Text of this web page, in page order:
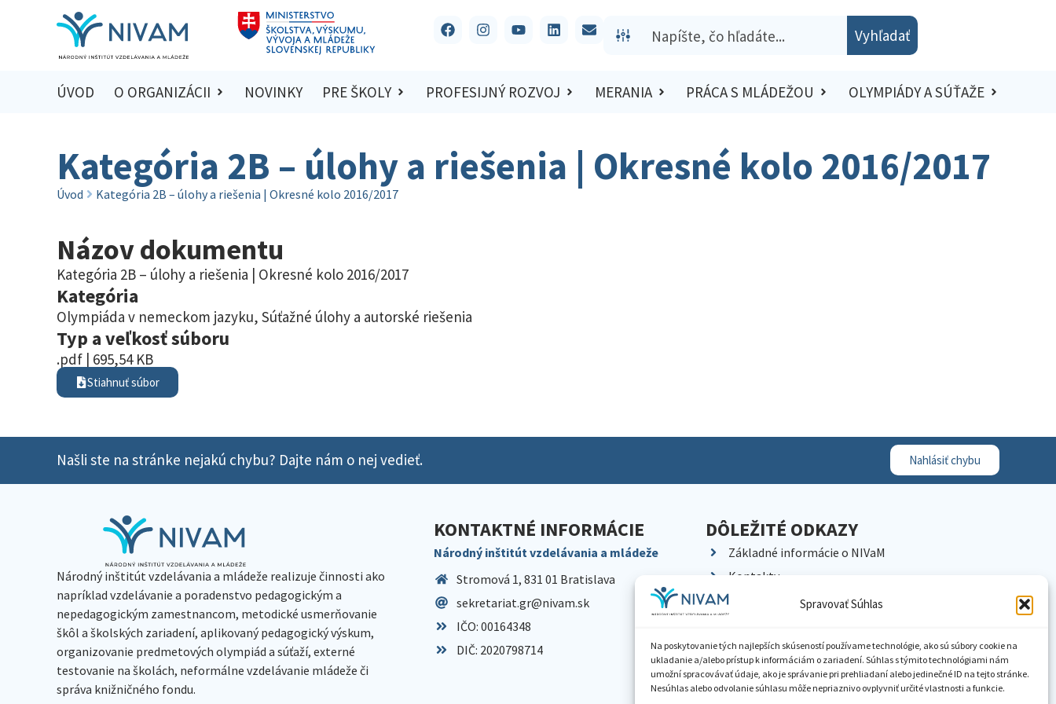
Spravovať Súhlas
Na poskytovanie tých najlepších skúseností používame technológie, ako sú súbory cookie na
ukladanie a/alebo prístup k informáciám o zariadení. Súhlas s týmito technológiami nám
umožní spracovávať údaje, ako je správanie pri prehliadaní alebo jedinečné ID na tejto stránke.
Nesúhlas alebo odvolanie súhlasu môže nepriaznivo ovplyvniť určité vlastnosti a funkcie.
Vyhľadať
ÚVOD O ORGANIZÁCII NOVINKY PRE ŠKOLY PROFESIJNÝ ROZVOJ MERANIA PRÁCA S MLÁDEŽOU OLYMPIÁDY A SÚŤAŽE
Kategória 2B – úlohy a riešenia | Okresné kolo 2016/2017
Úvod Kategória 2B – úlohy a riešenia | Okresné kolo 2016/2017
Názov dokumentu
Kategória 2B – úlohy a riešenia | Okresné kolo 2016/2017
Kategória
Olympiáda v nemeckom jazyku, Súťažné úlohy a autorské riešenia
Typ a veľkosť súboru
.pdf | 695,54 KB
Stiahnuť súbor
Našli ste na stránke nejakú chybu? Dajte nám o nej vedieť. Nahlásiť chybu
Národný inštitút vzdelávania a mládeže realizuje činnosti ako
napríklad vzdelávanie a poradenstvo pedagogickým a
nepedagogickým zamestnancom, metodické usmerňovanie
škôl a školských zariadení, aplikovaný pedagogický výskum,
organizovanie predmetových olympiád a súťaží, externé
testovanie na školách, neformálne vzdelávanie mládeže či
správa knižničného fondu.
KONTAKTNÉ INFORMÁCIE
Národný inštitút vzdelávania a mládeže
Stromová 1, 831 01 Bratislava
sekretariat.gr@nivam.sk
IČO: 00164348
DIČ: 2020798714
DÔLEŽITÉ ODKAZY
Základné informácie o NIVaM
Kontakty
Kariéra
Pracoviská NIVaM
Dokumenty inštitúcie
Knižnica